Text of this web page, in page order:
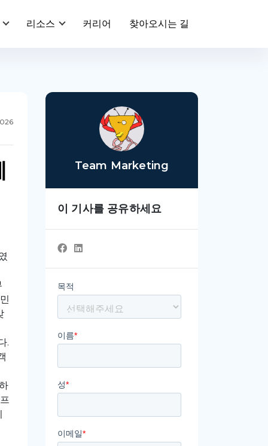
리소스 커리어 찾아오시는 길
.
Team Marketing
이 기사를 공유하세요